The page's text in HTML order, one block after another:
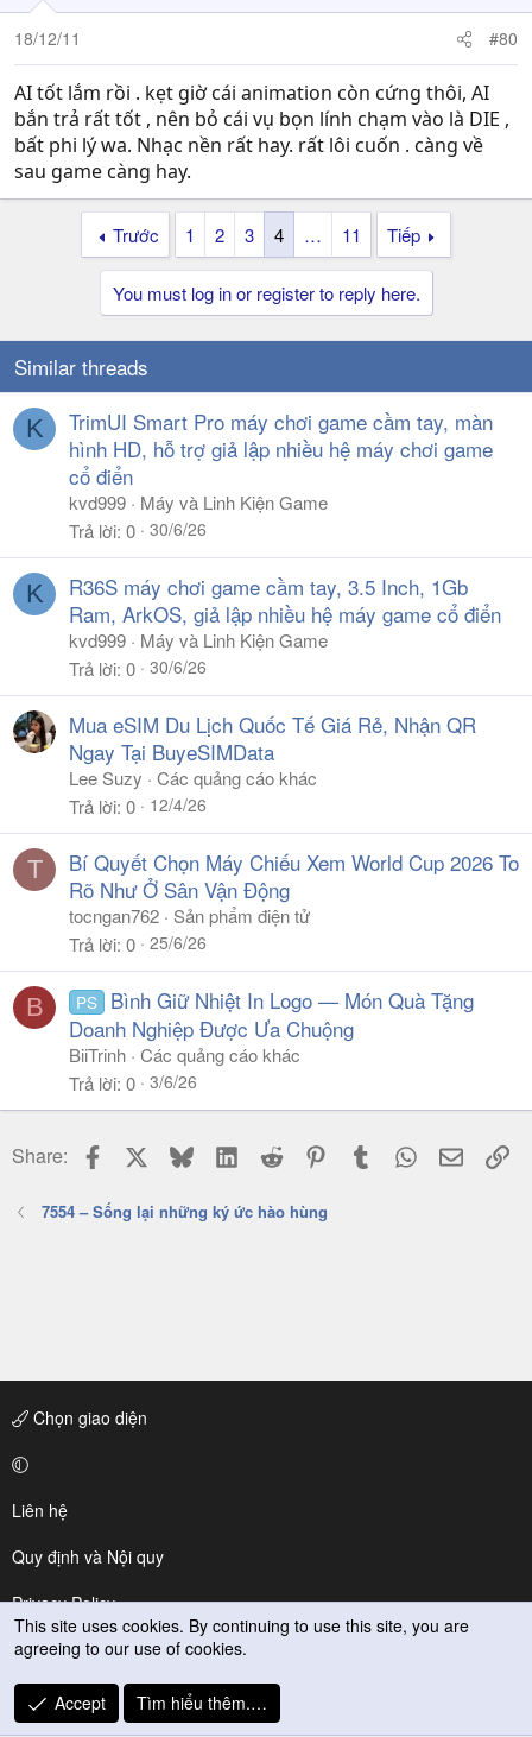
18/12/11 #80
AI tốt lắm rồi . kẹt giờ cái animation còn cứng thôi, AI
bắn trả rất tốt , nên bỏ cái vụ bọn lính chạm vào là DIE ,
bất phi lý wa. Nhạc nền rất hay. rất lôi cuốn . càng về
sau game càng hay.
Trước 1 2 3 4 … 11 Tiếp
You must log in or register to reply here.
Similar threads
K
TrimUI Smart Pro máy chơi game cầm tay, màn
hình HD, hỗ trợ giả lập nhiều hệ máy chơi game
cổ điển
kvd999
Máy và Linh Kiện Game
Trả lời 0 30/6/26
K
R36S máy chơi game cầm tay, 3.5 Inch, 1Gb
Ram, ArkOS, giả lập nhiều hệ máy game cổ điển
kvd999
Máy và Linh Kiện Game
Trả lời 0 30/6/26
Mua eSIM Du Lịch Quốc Tế Giá Rẻ, Nhận QR
Ngay Tại BuyeSIMData
Lee Suzy
Các quảng cáo khác
Trả lời 0 12/4/26
T
Bí Quyết Chọn Máy Chiếu Xem World Cup 2026 To
Rõ Như Ở Sân Vận Động
tocngan762
Sản phẩm điện tử
Trả lời 0 25/6/26
B PS
Bình Giữ Nhiệt In Logo — Món Quà Tặng
Doanh Nghiệp Được Ưa Chuộng
BiiTrinh Các quảng cáo khác
Trả lời 0 3/6/26
Share: Facebook BlueskyLinkedIn
Reddit PinterestTumblr WhatsApp
Email
7554 – Sống lại những ký ức hào hùng
Chọn giao diện
Liên hệ
Quy định và Nội quy
Privacy Policy
Trợ giúp
R
S
This site uses cookies. By continuing to use this site, you are
agreeing to our use of cookies.
Accept Tìm hiểu thêm.…